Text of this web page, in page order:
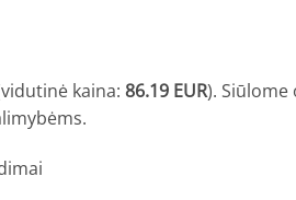
kaina: 86.19 EUR).